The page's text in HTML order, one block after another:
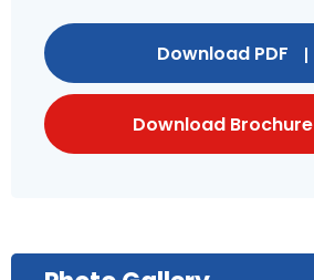
Download PDF
Download Brochure